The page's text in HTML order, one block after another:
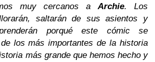
muy cercanos aArchie. Los
saltarán de sus asientos y
porqué este cómic se
los más importantes de la historia
más grande que hemos hecho y